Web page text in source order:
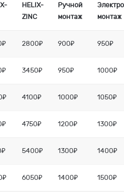
HELIX-
ZINC
Ручной
монтаж
монтаж
2800₽ 900₽ 950₽
3450₽ 950₽ 1000₽
4100₽ 1000₽ 1050₽
4750₽ 1200₽ 1300₽
5400₽ 1300₽ 1400₽
6050₽ 1400₽ 1500₽